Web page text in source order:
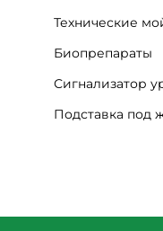
Технические
Биопрепараты
Сигнализатор
Подставка под